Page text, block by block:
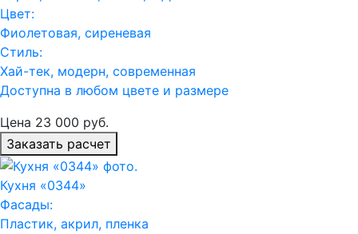
Цвет:
Фиолетовая, сиреневая
Стиль:
Хай-тек, модерн, современная
Доступна в любом цвете и размере
Цена 23 000 руб.
Заказать расчет
Кухня «0344»
Фасады:
Пластик, акрил, пленка